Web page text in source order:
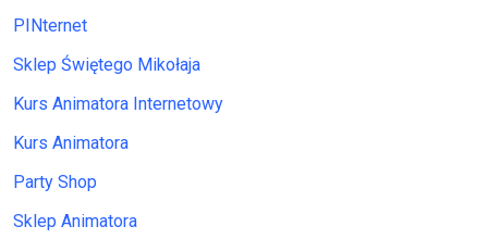
PINternet
Sklep Świętego Mikołaja
Kurs Animatora Internetowy
Kurs Animatora
Party Shop
Sklep Animatora